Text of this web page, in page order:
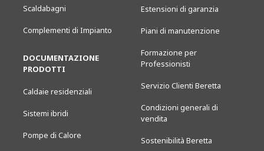
Scaldabagni
Complementi di Impianto
DOCUMENTAZIONE
PRODOTTI
Caldaie residenziali
Sistemi ibridi
Pompe di Calore
Estensioni di garanzia
Piani di manutenzione
Formazione per
Professionisti
Servizio Clienti Beretta
Condizioni generali di
vendita
Sostenibilità Beretta